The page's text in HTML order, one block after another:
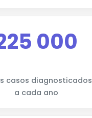
000
casos diagnosticados
a cada ano